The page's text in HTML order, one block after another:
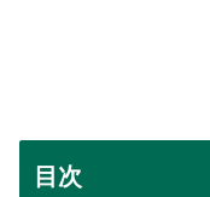
目次